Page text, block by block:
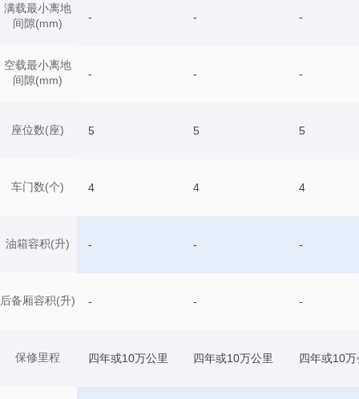
满载最小离地
间隙(mm)
空载最小离地
间隙(mm)
座位数(座)
车门数(个)
油箱容积(升)
后备厢容积(升)
保修里程
- - -
- - -
5 5 5
4 4 4
- - -
- - -
四年或10万公里 四年或10万公里 四年或10万